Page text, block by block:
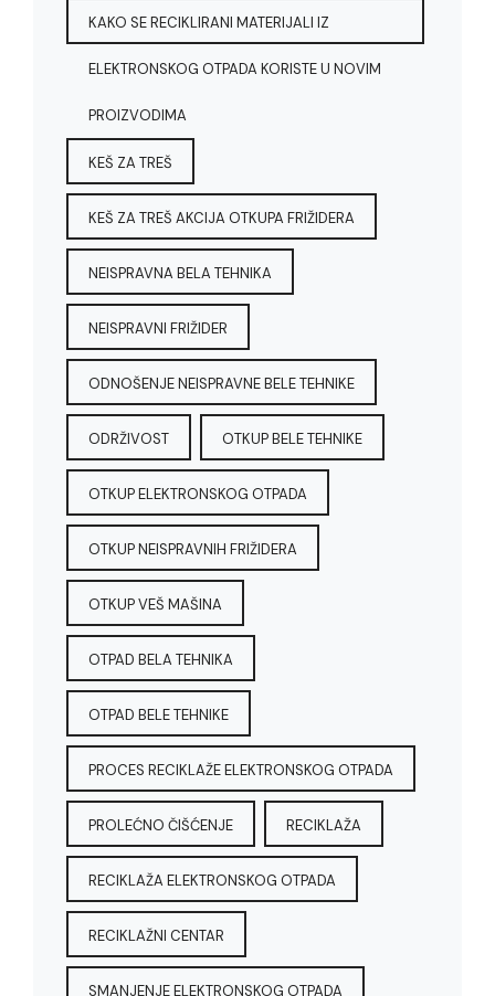
KAKO SE RECIKLIRANI MATERIJALI IZ
ELEKTRONSKOG OTPADA KORISTE U NOVIM
PROIZVODIMA
KEŠ ZA TREŠ
KEŠ ZA TREŠ AKCIJA OTKUPA FRIŽIDERA
NEISPRAVNA BELA TEHNIKA
NEISPRAVNI FRIŽIDER
ODNOŠENJE NEISPRAVNE BELE TEHNIKE
ODRŽIVOST OTKUP BELE TEHNIKE
OTKUP ELEKTRONSKOG OTPADA
OTKUP NEISPRAVNIH FRIŽIDERA
OTKUP VEŠ MAŠINA
OTPAD BELA TEHNIKA
OTPAD BELE TEHNIKE
PROCES RECIKLAŽE ELEKTRONSKOG OTPADA
PROLEĆNO ČIŠĆENJE RECIKLAŽA
RECIKLAŽA ELEKTRONSKOG OTPADA
RECIKLAŽNI CENTAR
SMANJENJE ELEKTRONSKOG OTPADA